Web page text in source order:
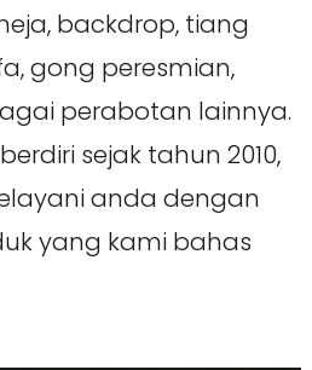
backdrop, tiang
gong peresmian,
perabotan lainnya.
sejak tahun 2010,
anda dengan
yang kami bahas